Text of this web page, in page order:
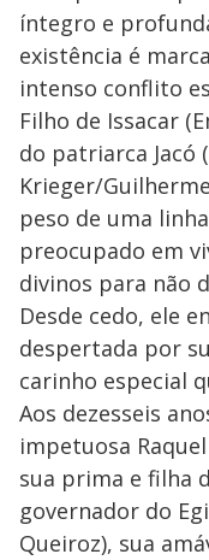
íntegro e
existência é
intenso conflito
Filho de Issacar
do patriarca Jacó
Krieger/
peso de uma
preocupado em
divinos para não
Desde cedo, ele
despertada por
carinho especial
Aos dezesseis
impetuosa
sua prima e filha
governador do
Queiroz), sua